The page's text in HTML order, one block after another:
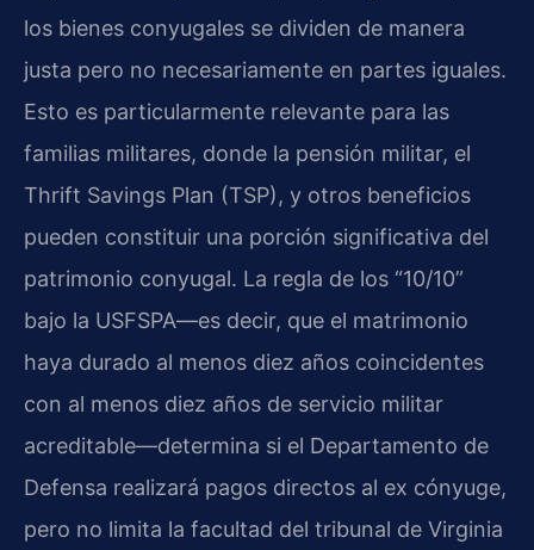
los bienes conyugales se dividen de manera
justa pero no necesariamente en partes iguales.
Esto es particularmente relevante para las
familias militares, donde la pensión militar, el
Thrift Savings Plan (TSP), y otros beneficios
pueden constituir una porción significativa del
patrimonio conyugal. La regla de los “10/10”
bajo la USFSPA—es decir, que el matrimonio
haya durado al menos diez años coincidentes
con al menos diez años de servicio militar
acreditable—determina si el Departamento de
Defensa realizará pagos directos al ex cónyuge,
pero no limita la facultad del tribunal de Virginia